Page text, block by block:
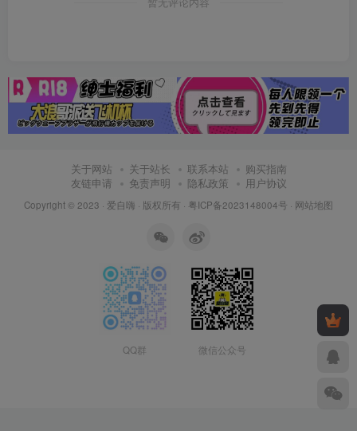
关于网站 关于站长 联系本站
购买指南
友链申请
免责声明 隐私政策 用户协议
Copyright © 2023 · 爱自嗨 · 版权所有 · 粤ICP备2023148004号 · 网站地图
QQ群 微信公众号